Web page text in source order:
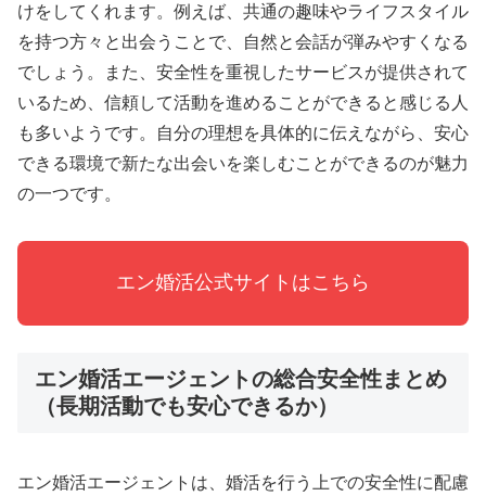
けをしてくれます。例えば、共通の趣味やライフスタイル
を持つ方々と出会うことで、自然と会話が弾みやすくなる
でしょう。また、安全性を重視したサービスが提供されて
いるため、信頼して活動を進めることができると感じる人
も多いようです。自分の理想を具体的に伝えながら、安心
できる環境で新たな出会いを楽しむことができるのが魅力
の一つです。
エン婚活公式サイトはこちら
エン婚活エージェントの総合安全性まとめ
（長期活動でも安心できるか）
エン婚活エージェントは、婚活を行う上での安全性に配慮